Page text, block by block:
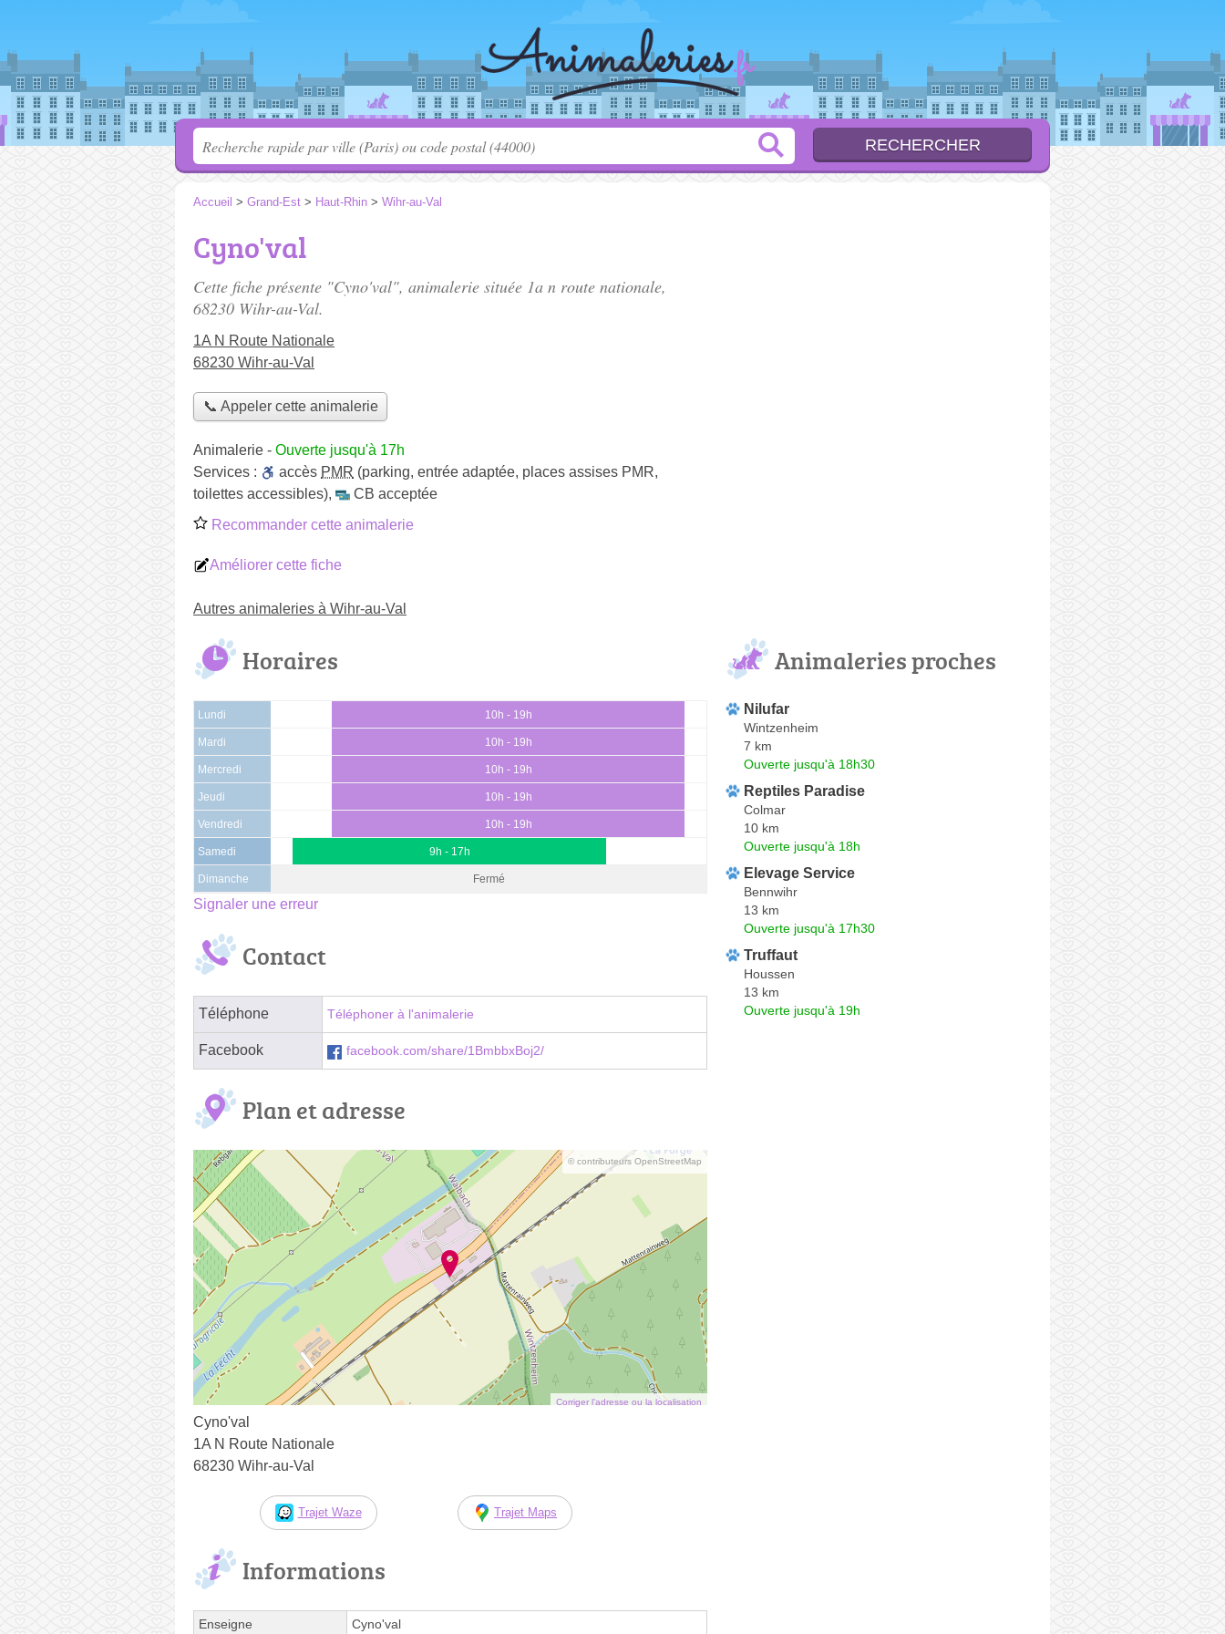
Accueil > Grand-Est > Haut-Rhin > Wihr-au-Val
Cyno'val
Cette fiche présente "Cyno'val", animalerie située 1a n route nationale,
68230 Wihr-au-Val.
1A N Route Nationale
68230 Wihr-au-Val
📞 Appeler cette animalerie
Animalerie - Ouverte jusqu'à 17h
Services :
accès PMR (parking, entrée adaptée, places assises PMR,
toilettes accessibles),
CB acceptée
Recommander cette animalerie
Améliorer cette fiche
Autres animaleries à Wihr-au-Val
Horaires
Lundi 10h - 19h
Mardi 10h - 19h
Mercredi 10h - 19h
Jeudi 10h - 19h
Vendredi 10h - 19h
Samedi 9h - 17h
Dimanche Fermé
Signaler une erreur
Contact
Téléphone Téléphoner à l'animalerie
Facebook facebook.com/share/1BmbbxBoj2/
Plan et adresse
© contributeurs OpenStreetMap
Corriger l’adresse ou la localisation
Cyno'val
1A N Route Nationale
68230 Wihr-au-Val
Trajet Waze Trajet Maps
Informations
Enseigne Cyno'val
Animaleries proches
Nilufar
Wintzenheim
7 km
Ouverte jusqu'à 18h30
Reptiles Paradise
Colmar
10 km
Ouverte jusqu'à 18h
Elevage Service
Bennwihr
13 km
Ouverte jusqu'à 17h30
Truffaut
Houssen
13 km
Ouverte jusqu'à 19h